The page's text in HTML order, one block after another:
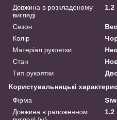
Довжина в розкладеному
вигляді
1.2
Сезон
Колір
Матеріал рукоятки
Стан
Тип рукоятки
Користувальницькі
Фірма
Довжина в раложенном
1.2